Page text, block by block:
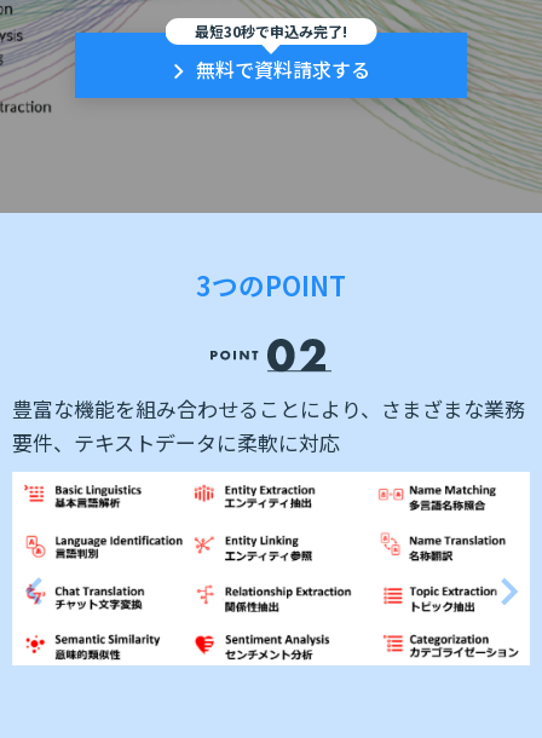
最短30秒で申込み完了!
無料で資料請求する
3つのPOINT
豊富な機能を組み合わせることにより、さまざまな業務
要件、テキストデータに柔軟に対応